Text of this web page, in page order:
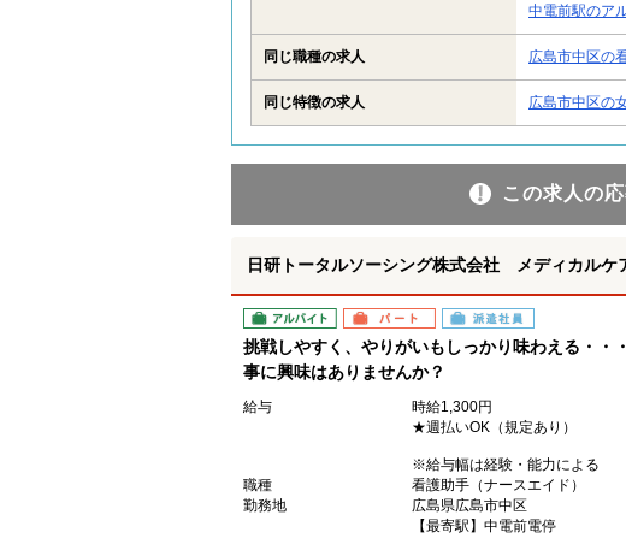
中電前駅のア
同じ職種の求人 広島市中区の
同じ特徴の求人 広島市中区の
この求人の
日研トータルソーシング株式会社 メディカルケ
アルバイト パート 派遣社員
挑戦しやすく、やりがいもしっかり味わえる・・
事に興味はありませんか？
給与
時給1,300円
★週払いOK（規定あり）
※給与幅は経験・能力による
職種
看護助手（ナースエイド）
勤務地
広島県広島市中区
【最寄駅】中電前電停